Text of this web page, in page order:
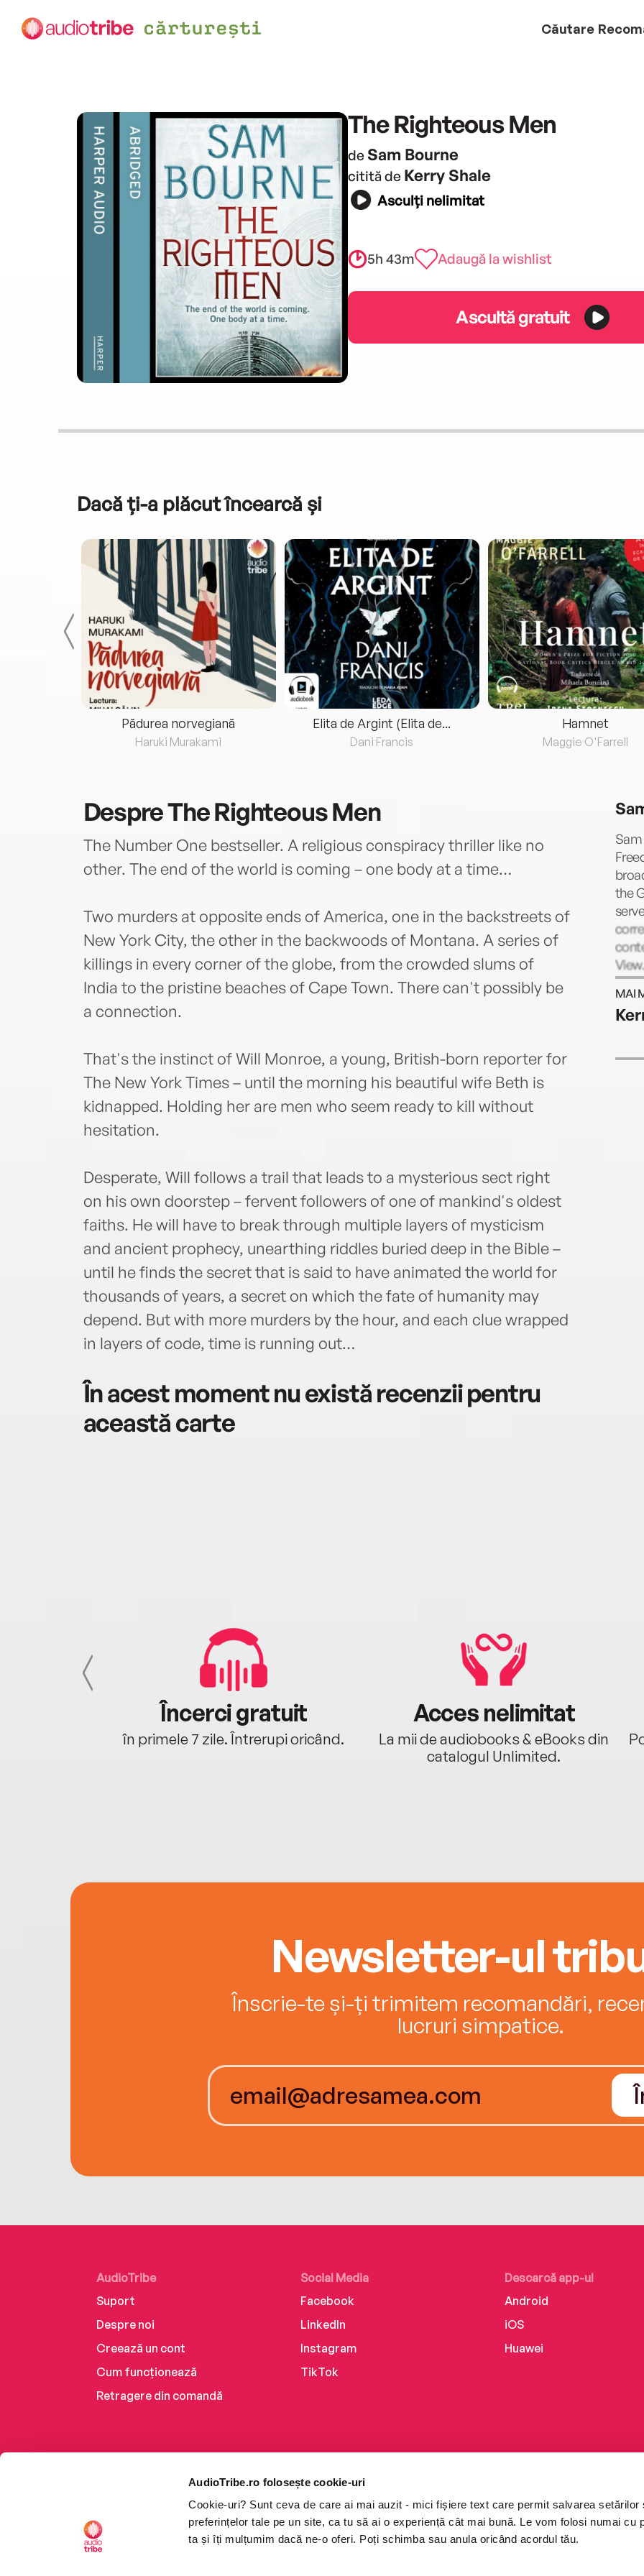
AudioTribe.ro folosește cookie-uri
Cookie-uri? Sunt ceva de care ai mai auzit - mici fișiere text care permit salvarea setărilor
preferințelor tale pe un site, ca tu să ai o experiență cât mai bună. Le vom folosi numai cu
ta și îți mulțumim dacă ne-o oferi. Poți schimba sau anula oricând acordul tău.
Căutare
The Righteous Men
de Sam Bourne
citită de Kerry Shale
Asculți nelimitat
5h 43m Adaugă la wishlist
Ascultă gratuit
Dacă ți-a plăcut încearcă și
Pădurea norvegiană
Haruki Murakami
Elita de Argint (Elita de...
Dani Francis
Hamnet
Maggie O'Farrell
DespreThe Righteous Men
The Number One bestseller. A religious conspiracy thriller like no
other. The end of the world is coming – one body at a time…
Two murders at opposite ends of America, one in the backstreets of
New York City, the other in the backwoods of Montana. A series of
killings in every corner of the globe, from the crowded slums of
India to the pristine beaches of Cape Town. There can't possibly be
a connection.
That's the instinct of Will Monroe, a young, British-born reporter for
The New York Times – until the morning his beautiful wife Beth is
kidnapped. Holding her are men who seem ready to kill without
hesitation.
Desperate, Will follows a trail that leads to a mysterious sect right
on his own doorstep – fervent followers of one of mankind's oldest
faiths. He will have to break through multiple layers of mysticism
and ancient prophecy, unearthing riddles buried deep in the Bible –
until he finds the secret that is said to have animated the world for
thousands of years, a secret on which the fate of humanity may
depend. But with more murders by the hour, and each clue wrapped
in layers of code, time is running out…
În acest moment nu există recenzii pentru
această carte
the
MAI
Încerci gratuit
în primele 7 zile. Întrerupi oricând.
Acces nelimitat
La mii de audiobooks & eBooks din
catalogul Unlimited.
Newsletter-ul
Înscrie-te și-ți trimitem recomandări,
lucruri simpatice.
AudioTribe
Suport
Despre noi
Creează un cont
Cum funcționează
Retragere din comandă
Social Media
Facebook
LinkedIn
Instagram
TikTok
Descarcă app-ul
Android
iOS
Huawei